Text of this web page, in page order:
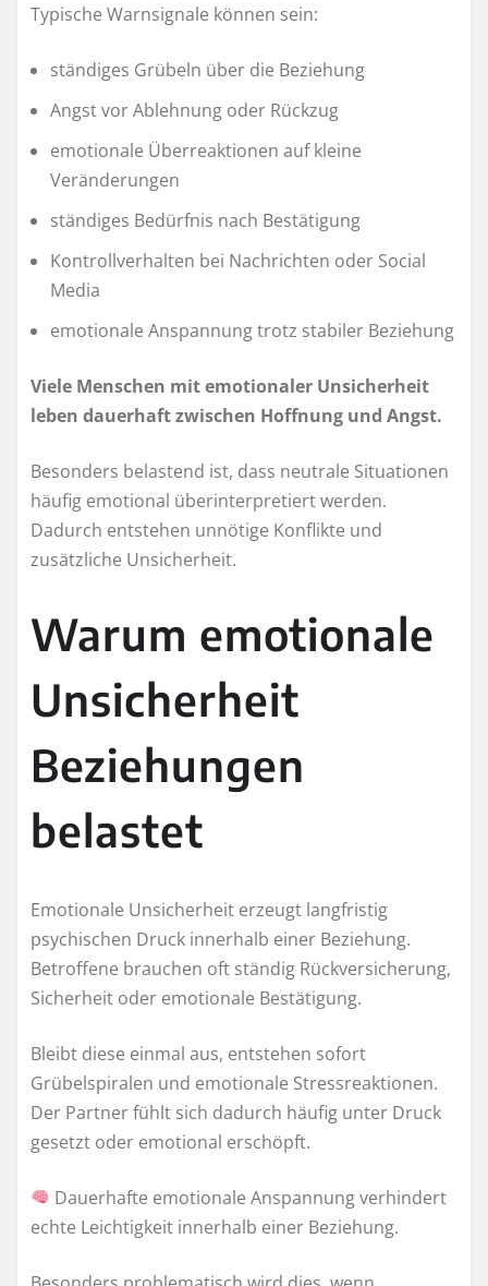
Typische Warnsignale können sein:
ständiges Grübeln über die Beziehung
Angst vor Ablehnung oder Rückzug
emotionale Überreaktionen auf kleine
Veränderungen
ständiges Bedürfnis nach Bestätigung
Kontrollverhalten bei Nachrichten oder Social
Media
emotionale Anspannung trotz stabiler Beziehung
Viele Menschen mit emotionaler Unsicherheit
leben dauerhaft zwischen Hoffnung und Angst.
Besonders belastend ist, dass neutrale Situationen
häufig emotional überinterpretiert werden.
Dadurch entstehen unnötige Konflikte und
zusätzliche Unsicherheit.
Warum emotionale
Unsicherheit
Beziehungen
belastet
Emotionale Unsicherheit erzeugt langfristig
psychischen Druck innerhalb einer Beziehung.
Betroffene brauchen oft ständig Rückversicherung,
Sicherheit oder emotionale Bestätigung.
Bleibt diese einmal aus, entstehen sofort
Grübelspiralen und emotionale Stressreaktionen.
Der Partner fühlt sich dadurch häufig unter Druck
gesetzt oder emotional erschöpft.
Dauerhafte emotionale Anspannung verhindert
echte Leichtigkeit innerhalb einer Beziehung.